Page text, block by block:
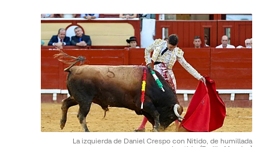
La izquierda de Daniel Crespo con Nitido, de humillada